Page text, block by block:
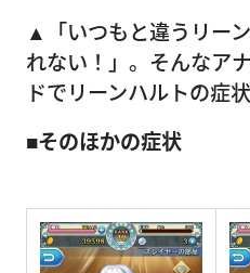
▲「いつもと違うリー
れない！」。そんなア
ドでリーンハルトの症状
■そのほかの症状